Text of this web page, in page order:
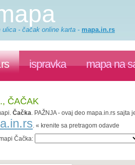
- čačak online karta - mapa.in.rs
ispravka mapa na
ČAČAK
Čačka. PAŽNJA - ovaj deo mapa.in.rs
. « krenite sa pretragom odavde
Čačka: